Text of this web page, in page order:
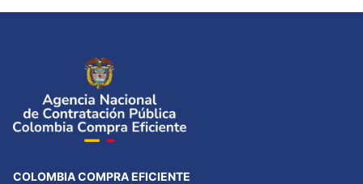
COLOMBIA COMPRA EFICIENTE